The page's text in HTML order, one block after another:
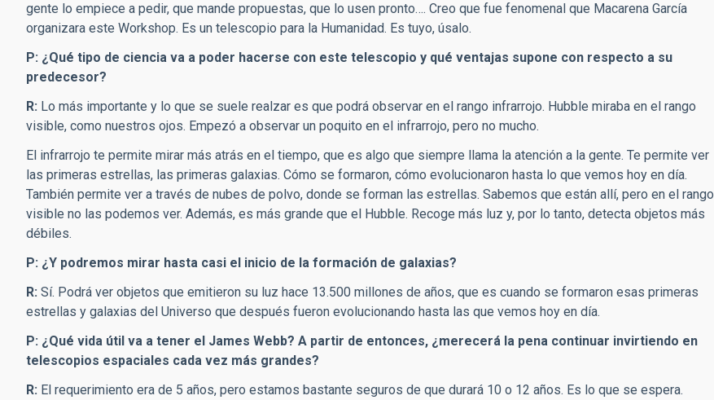
gente lo empiece a pedir, que mande propuestas, que lo usen pronto…. Creo que fue fenomenal que Macarena García
organizara este Workshop. Es un telescopio para la Humanidad. Es tuyo, úsalo.
P: ¿Qué tipo de ciencia va a poder hacerse con este telescopio y qué ventajas supone con respecto a su
predecesor?
R: Lo más importante y lo que se suele realzar es que podrá observar en el rango infrarrojo. Hubble miraba en el rango
visible, como nuestros ojos. Empezó a observar un poquito en el infrarrojo, pero no mucho.
El infrarrojo te permite mirar más atrás en el tiempo, que es algo que siempre llama la atención a la gente. Te permite ver
las primeras estrellas, las primeras galaxias. Cómo se formaron, cómo evolucionaron hasta lo que vemos hoy en día.
También permite ver a través de nubes de polvo, donde se forman las estrellas. Sabemos que están allí, pero en el rango
visible no las podemos ver. Además, es más grande que el Hubble. Recoge más luz y, por lo tanto, detecta objetos más
débiles.
P: ¿Y podremos mirar hasta casi el inicio de la formación de galaxias?
R: Sí. Podrá ver objetos que emitieron su luz hace 13.500 millones de años, que es cuando se formaron esas primeras
estrellas y galaxias del Universo que después fueron evolucionando hasta las que vemos hoy en día.
P: ¿Qué vida útil va a tener el James Webb? A partir de entonces, ¿merecerá la pena continuar invirtiendo en
telescopios espaciales cada vez más grandes?
R: El requerimiento era de 5 años, pero estamos bastante seguros de que durará 10 o 12 años. Es lo que se espera.